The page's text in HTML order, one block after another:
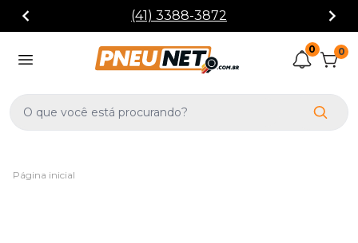
(41) 3388-3872
0 0
Página inicial